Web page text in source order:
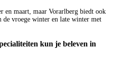
en maart, maar Vorarlberg biedt ook
de vroege winter en late winter met
kun je beleven in